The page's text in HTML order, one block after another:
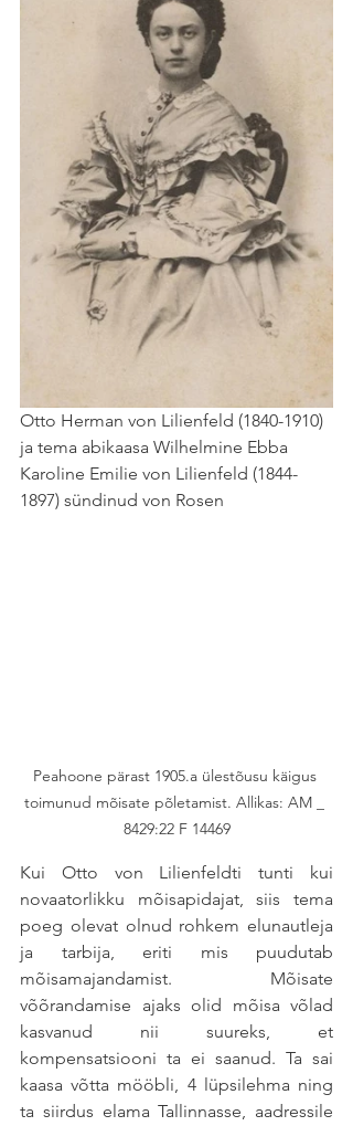
Otto Herman von Lilienfeld (1840-1910)
ja tema abikaasa Wilhelmine Ebba
Karoline Emilie von Lilienfeld (1844-
1897) sündinud von Rosen
Peahoone pärast 1905.a ülestõusu käigus
toimunud mõisate põletamist. Allikas: AM _
8429:22 F 14469
Kui Otto von Lilienfeldti tunti kui
novaatorlikku mõisapidajat, siis tema
poeg olevat olnud rohkem elunautleja
ja tarbija, eriti mis puudutab
mõisamajandamist. Mõisate
võõrandamise ajaks olid mõisa võlad
kasvanud nii suureks, et
kompensatsiooni ta ei saanud. Ta sai
kaasa võtta mööbli, 4 lüpsilehma ning
ta siirdus elama Tallinnasse, aadressile